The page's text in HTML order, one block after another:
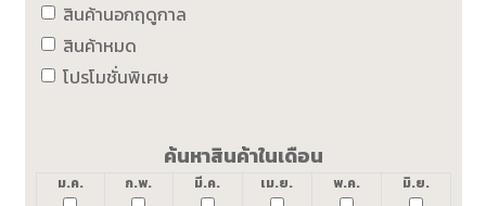
สินค้านอกฤดูกาล
สินค้าหมด
โปรโมชั่นพิเศษ
ค้นหาสินค้าในเดือน
ม.ค. ก.พ. มี.ค. เม.ย. พ.ค. มิ.ย.